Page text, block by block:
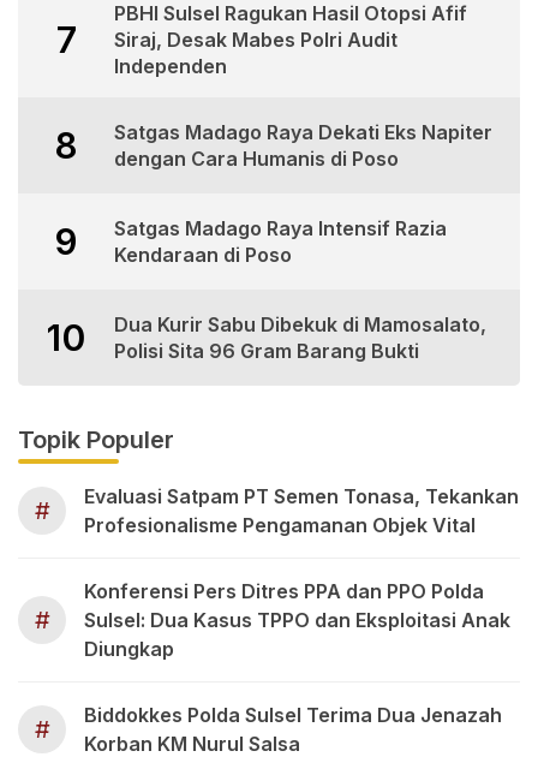
7
PBHI Sulsel Ragukan Hasil Otopsi Afif
Siraj, Desak Mabes Polri Audit
Independen
8
Satgas Madago Raya Dekati Eks Napiter
dengan Cara Humanis di Poso
9
Satgas Madago Raya Intensif Razia
Kendaraan di Poso
10
Dua Kurir Sabu Dibekuk di Mamosalato,
Polisi Sita 96 Gram Barang Bukti
Topik Populer
#
Evaluasi Satpam PT Semen Tonasa, Tekankan
Profesionalisme Pengamanan Objek Vital
#
Konferensi Pers Ditres PPA dan PPO Polda
Sulsel: Dua Kasus TPPO dan Eksploitasi Anak
Diungkap
#
Biddokkes Polda Sulsel Terima Dua Jenazah
Korban KM Nurul Salsa